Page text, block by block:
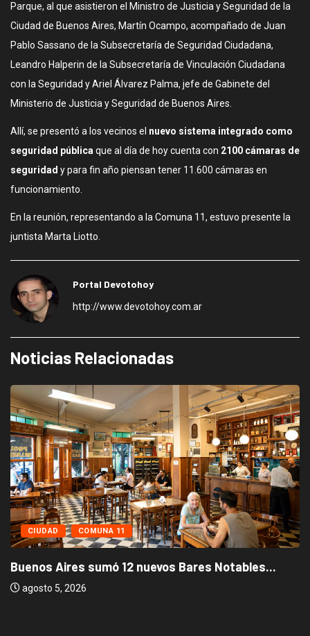
Parque, al que asistieron el Ministro de Justicia y Seguridad de la
Ciudad de Buenos Aires, Martín Ocampo, acompañado de Juan
Pablo Sassano de la Subsecretaría de Seguridad Ciudadana,
Leandro Halperin de la Subsecretaría de Vinculación Ciudadana
con la Seguridad y Ariel Álvarez Palma, jefe de Gabinete del
Ministerio de Justicia y Seguridad de Buenos Aires.
Allí, se presentó a los vecinos el nuevo sistema integrado como
seguridad pública que al día de hoy cuenta con 2100 cámaras de
seguridad y para fin año piensan tener 11.600 cámaras en
funcionamiento.
En la reunión, representando a la Comuna 11, estuvo presente la
juntista Marta Liotto.
Portal Devotohoy
http://www.devotohoy.com.ar
Noticias Relacionadas
CIUDAD COMUNA 11
Buenos Aires sumó 12 nuevos Bares Notables...
agosto 5, 2026